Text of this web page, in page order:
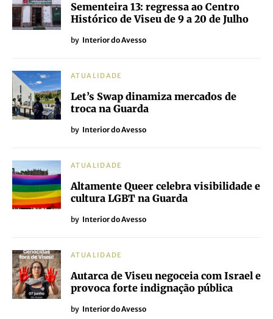
Sementeira 13: regressa ao Centro
Histórico de Viseu de 9 a 20 de Julho
by Interior do Avesso
ATUALIDADE
Let’s Swap dinamiza mercados de
troca na Guarda
by Interior do Avesso
ATUALIDADE
Altamente Queer celebra visibilidade e
cultura LGBT na Guarda
by Interior do Avesso
ATUALIDADE
Autarca de Viseu negoceia com Israel e
provoca forte indignação pública
by Interior do Avesso